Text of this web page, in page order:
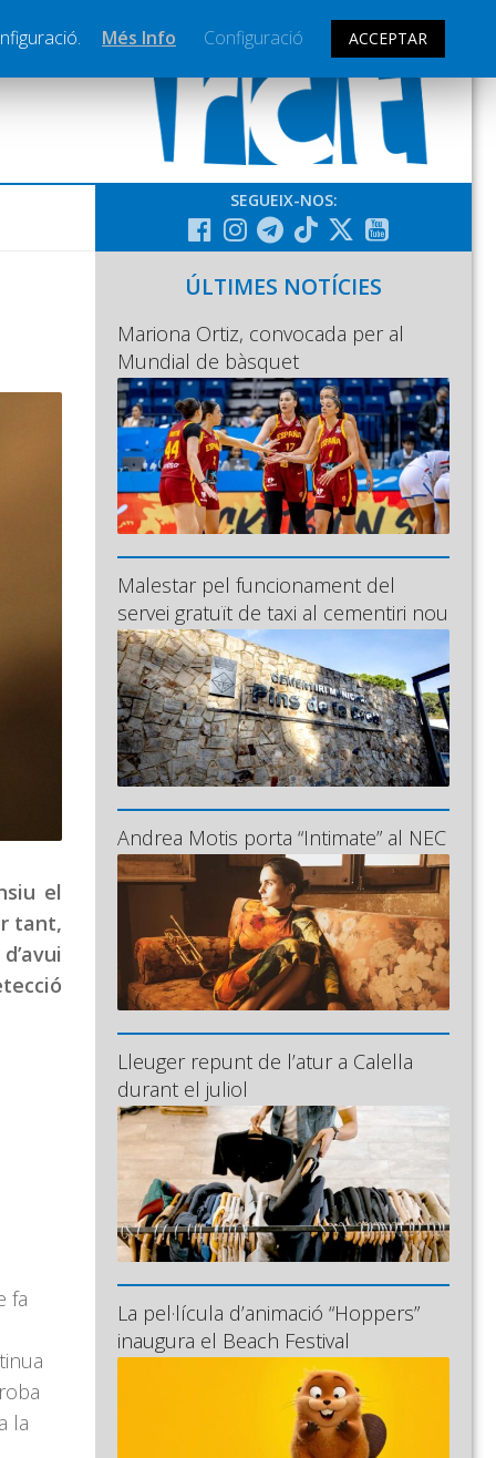
el
tant,
fa
la
SEGUEIX-NOS:
ÚLTIMES NOTÍCIES
Mariona Ortiz, convocada per al
Mundial de bàsquet
Malestar pel funcionament del
servei gratuït de taxi al cementiri nou
Andrea Motis porta “Intimate” al NEC
Lleuger repunt de l’atur a Calella
durant el juliol
La pel·lícula d’animació “Hoppers”
inaugura el Beach Festival
Més Info Configuració ACCEPTAR